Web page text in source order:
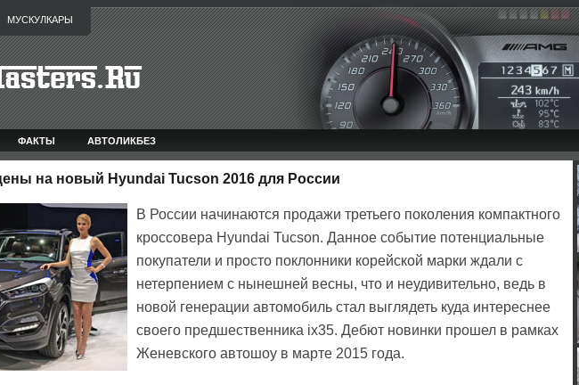
МУСКУЛКАРЫ
ФАКТЫ АВТОЛИКБЕЗ
на новый Hyundai Tucson 2016 для России
В России начинаются продажи третьего поколения компактного
кроссовера Hyundai Tucson. Данное событие потенциальные
покупатели и просто поклонники корейской марки ждали с
нетерпением с нынешней весны, что и неудивительно, ведь в
новой генерации автомобиль стал выглядеть куда интереснее
своего предшественника ix35. Дебют новинки прошел в рамках
Женевского автошоу в марте 2015 года.